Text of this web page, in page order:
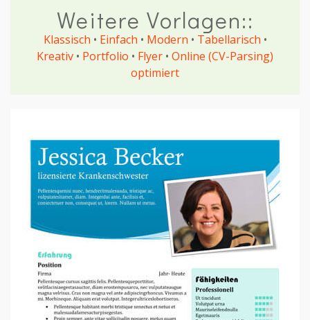
Weitere Vorlagen::
Klassisch • Einfach • Modern • Tabellarisch •
Kreativ • Portfolio • Flyer • Online (CV-Parsing)
optimiert